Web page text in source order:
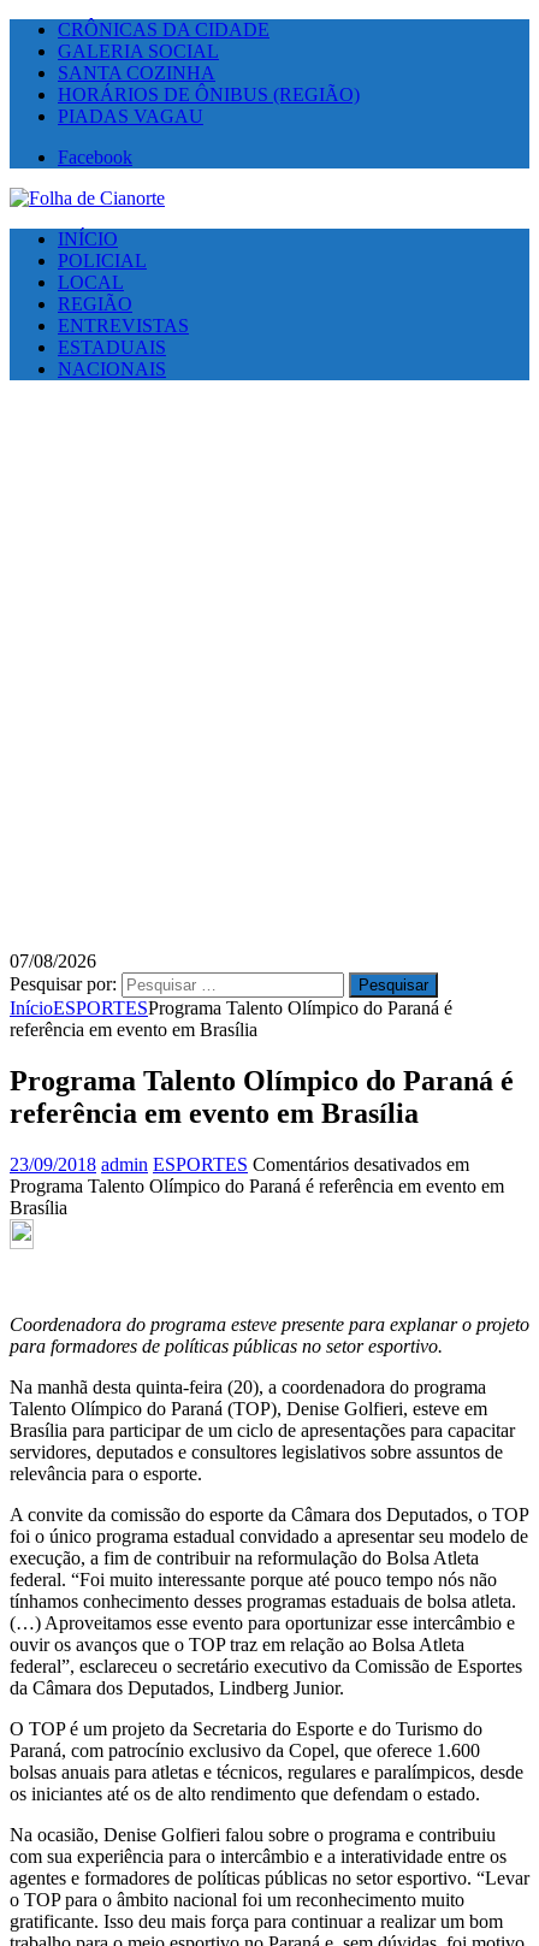
CRÔNICAS DA CIDADE
GALERIA SOCIAL
SANTA COZINHA
HORÁRIOS DE ÔNIBUS (REGIÃO)
PIADAS VAGAU
Facebook
INÍCIO
POLICIAL
LOCAL
REGIÃO
ENTREVISTAS
ESTADUAIS
NACIONAIS
07/08/2026
Pesquisar por:
InícioESPORTESPrograma Talento Olímpico do Paraná é
referência em evento em Brasília
Programa Talento Olímpico do Paraná é
referência em evento em Brasília
23/09/2018 admin ESPORTES Comentários desativados em
Programa Talento Olímpico do Paraná é referência em evento em
Brasília
Coordenadora do programa esteve presente para explanar o projeto
para formadores de políticas públicas no setor esportivo.
Na manhã desta quinta-feira (20), a coordenadora do programa
Talento Olímpico do Paraná (TOP), Denise Golfieri, esteve em
Brasília para participar de um ciclo de apresentações para capacitar
servidores, deputados e consultores legislativos sobre assuntos de
relevância para o esporte.
A convite da comissão do esporte da Câmara dos Deputados, o TOP
foi o único programa estadual convidado a apresentar seu modelo de
execução, a fim de contribuir na reformulação do Bolsa Atleta
federal. “Foi muito interessante porque até pouco tempo nós não
tínhamos conhecimento desses programas estaduais de bolsa atleta.
(…) Aproveitamos esse evento para oportunizar esse intercâmbio e
ouvir os avanços que o TOP traz em relação ao Bolsa Atleta
federal”, esclareceu o secretário executivo da Comissão de Esportes
da Câmara dos Deputados, Lindberg Junior.
O TOP é um projeto da Secretaria do Esporte e do Turismo do
Paraná, com patrocínio exclusivo da Copel, que oferece 1.600
bolsas anuais para atletas e técnicos, regulares e paralímpicos, desde
os iniciantes até os de alto rendimento que defendam o estado.
Na ocasião, Denise Golfieri falou sobre o programa e contribuiu
com sua experiência para o intercâmbio e a interatividade entre os
agentes e formadores de políticas públicas no setor esportivo. “Levar
o TOP para o âmbito nacional foi um reconhecimento muito
gratificante. Isso deu mais força para continuar a realizar um bom